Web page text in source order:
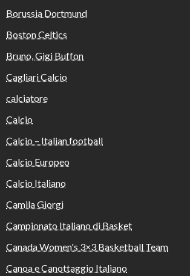
Borussia Dortmund
Boston Celtics
Bruno, Gigi Buffon
Cagliari Calcio
calciatore
Calcio
Calcio – Italian football
Calcio Europeo
Calcio Italiano
Camila Giorgi
Campionato Italiano di Basket
Canada Women's 3×3 Basketball Team
Canoa e Canottaggio Italiano